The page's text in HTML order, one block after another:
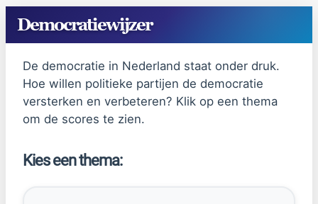
Ga
naar
inhoud
Democratiewijzer
Introductie
De democratie in Nederland staat onder druk.
Hoe willen politieke partijen de democratie
versterken en verbeteren? Klik op een thema
om de scores te zien.
Kies een thema: